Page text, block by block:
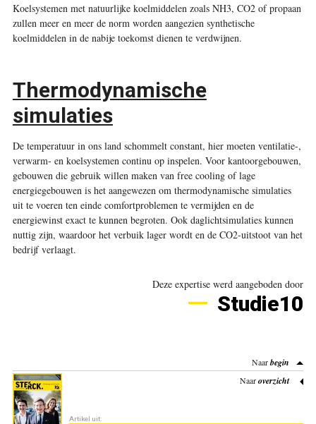
Koelsystemen met natuurlijke koelmiddelen zoals NH3, CO2 of propaan
zullen meer en meer de norm worden aangezien synthetische
koelmiddelen in de nabije toekomst dienen te verdwijnen.
Thermodynamische
simulaties
De temperatuur in ons land schommelt constant, hier moeten ventilatie-,
verwarm- en koelsystemen continu op inspelen. Voor kantoorgebouwen,
gebouwen die gebruik willen maken van free cooling of lage
energiegebouwen is het aangewezen om thermodynamische simulaties
uit te voeren ten einde comfortproblemen te vermijden en de
energiewinst exact te kunnen begroten. Ook daglichtsimulaties kunnen
nuttig zijn, waardoor het verbuik lager wordt en de CO2-uitstoot van het
bedrijf verlaagt.
Deze expertise werd aangeboden door
Studie10
Naarbegin
Naaroverzicht
Artikel uit: